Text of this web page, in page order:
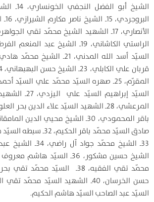
الشيخ أبو
السيّد إبراهيم
صادق السيّد محمّد باقر
السيّد عبد الصاحب السيّد هاشم الحكيم.